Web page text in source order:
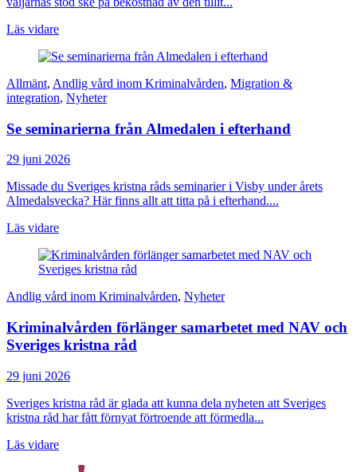
Läs vidare
Allmänt, Andlig vård inom Kriminalvården, Migration &
integration, Nyheter
Se seminarierna från Almedalen i efterhand
29 juni 2026
Missade du Sveriges kristna råds seminarier i Visby under årets
Almedalsvecka? Här finns allt att titta på i efterhand....
Läs vidare
Andlig vård inom Kriminalvården, Nyheter
Kriminalvården förlänger samarbetet med NAV och
Sveriges kristna råd
29 juni 2026
Sveriges kristna råd är glada att kunna dela nyheten att Sveriges
kristna råd har fått förnyat förtroende att förmedla...
Läs vidare